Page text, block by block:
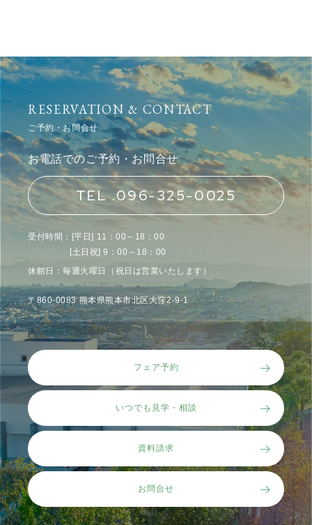
RESERVATION & CONTACT
ご予約・お問合せ
フェア予約
いつでも見学・相談
資料請求
お問合せ
お電話でのご予約・お問合せ
TEL .096-325-0025
受付時間：[平日] 11：00～18：00
[土日祝] 9：00～18：00
休館日：毎週火曜日（祝日は営業いたします）
〒860-0083 熊本県熊本市北区大窪2-9-1